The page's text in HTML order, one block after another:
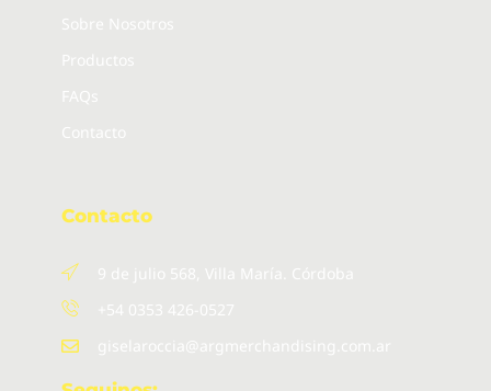
Sobre Nosotros
Productos
FAQs
Contacto
Contacto
9 de julio 568, Villa María. Córdoba
+54 0353 426-0527
giselaroccia@argmerchandising.com.ar